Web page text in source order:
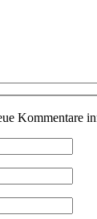
Kommentare